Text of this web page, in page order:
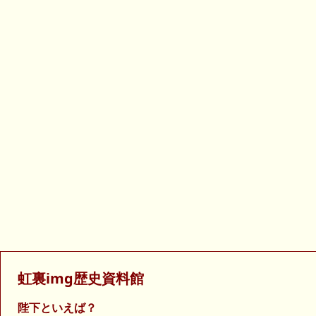
虹裏img歴史資料館
陛下といえば？